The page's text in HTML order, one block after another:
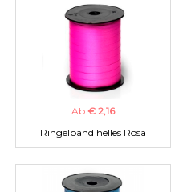
Ab € 2,16
Ringelband helles Rosa